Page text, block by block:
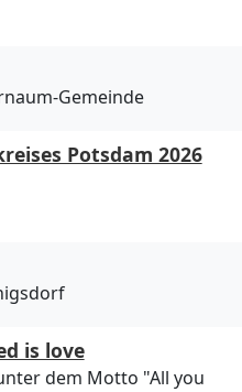
Gemeinde
Potsdam 2026
is love
dem Motto "All you